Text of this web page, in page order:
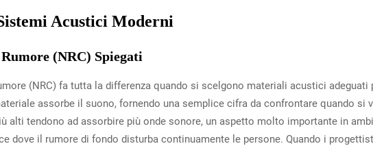
Acustici Moderni
(NRC) Spiegati
(NRC) fa tutta la differenza quando si scelgono materiali acustici adeguati
assorbe il suono, fornendo una semplice cifra da confrontare quando si
alti tendono ad assorbire più onde sonore, un aspetto molto importante in
dove il rumore di fondo disturba continuamente le persone. Quando i